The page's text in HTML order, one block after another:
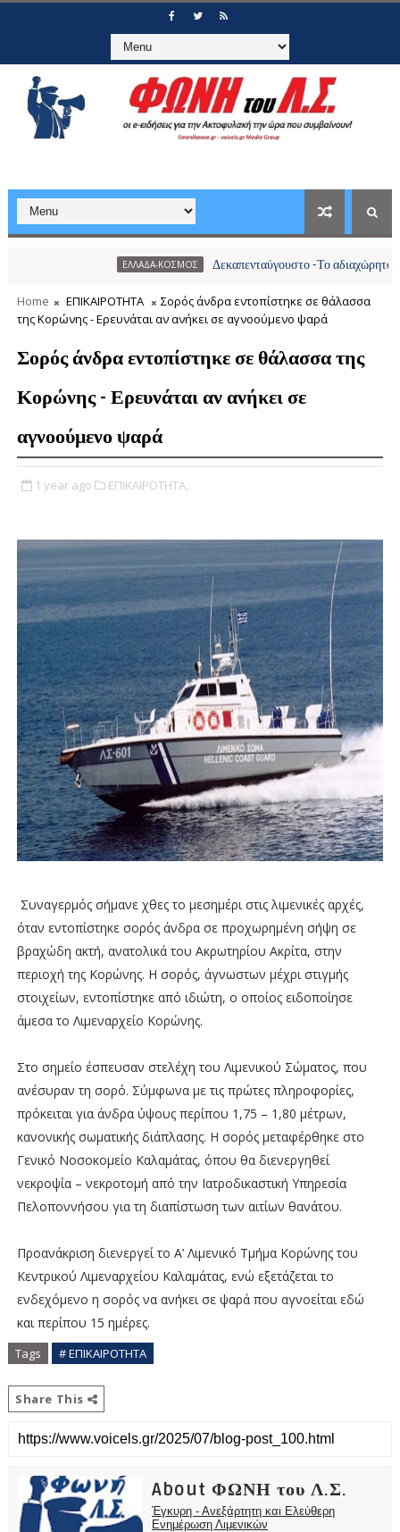
ΕΛΛΑΔΑ-ΚΟΣΜΟΣ Δεκαπενταύγουστο -Το αδιαχώρητο στα
Home ΕΠΙΚΑΙΡΟΤΗΤΑ
Σορός άνδρα εντοπίστηκε σε θάλασσα
της Κορώνης - Ερευνάται αν ανήκει σε αγνοούμενο ψαρά
Σορός άνδρα εντοπίστηκε σε θάλασσα της
Κορώνης - Ερευνάται αν ανήκει σε
αγνοούμενο ψαρά
1 year ago ΕΠΙΚΑΙΡΟΤΗΤΑ,
Συναγερμός σήμανε χθες το μεσημέρι στις λιμενικές αρχές,
όταν εντοπίστηκε σορός άνδρα σε προχωρημένη σήψη σε
βραχώδη ακτή, ανατολικά του Ακρωτηρίου Ακρίτα, στην
περιοχή της Κορώνης. Η σορός, άγνωστων μέχρι στιγμής
στοιχείων, εντοπίστηκε από ιδιώτη, ο οποίος ειδοποίησε
άμεσα το Λιμεναρχείο Κορώνης.
Στο σημείο έσπευσαν στελέχη του Λιμενικού Σώματος, που
ανέσυραν τη σορό. Σύμφωνα με τις πρώτες πληροφορίες,
πρόκειται για άνδρα ύψους περίπου 1,75 – 1,80 μέτρων,
κανονικής σωματικής διάπλασης. Η σορός μεταφέρθηκε στο
Γενικό Νοσοκομείο Καλαμάτας, όπου θα διενεργηθεί
νεκροψία – νεκροτομή από την Ιατροδικαστική Υπηρεσία
Πελοποννήσου για τη διαπίστωση των αιτίων θανάτου.
Προανάκριση διενεργεί το Α’ Λιμενικό Τμήμα Κορώνης του
Κεντρικού Λιμεναρχείου Καλαμάτας, ενώ εξετάζεται το
ενδεχόμενο η σορός να ανήκει σε ψαρά που αγνοείται εδώ
και περίπου 15 ημέρες.
Tags # ΕΠΙΚΑΙΡΟΤΗΤΑ
Share This
About ΦΩΝΗ του Λ.Σ.
Έγκυρη - Ανεξάρτητη και Ελεύθερη
Ενημέρωση Λιμενικών